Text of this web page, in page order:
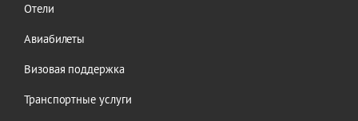
Отели
Авиабилеты
Визовая поддержка
Транспортные услуги